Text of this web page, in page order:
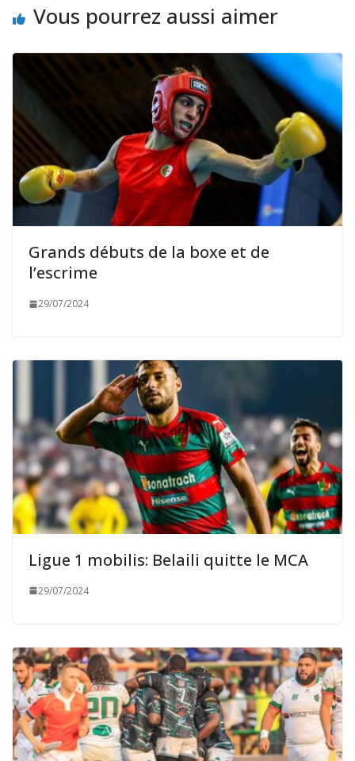
Vous pourrez aussi aimer
Grands débuts de la boxe et de
l’escrime
29/07/2024
Ligue 1 mobilis: Belaili quitte le MCA
29/07/2024